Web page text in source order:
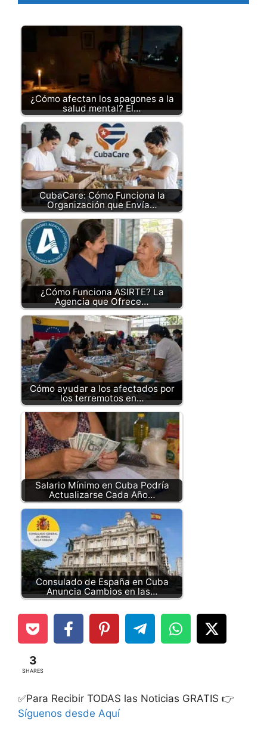
¿Cómo afectan los apagones a la
salud mental? El…
CubaCare: Cómo Funciona la
Organización que Envía…
¿Cómo Funciona ASIRTE? La
Agencia que Ofrece…
Cómo ayudar a los afectados por
los terremotos en…
Salario Mínimo en Cuba Podría
Actualizarse Cada Año…
Consulado de España en Cuba
Anuncia Cambios en las…
3
SHARES
✅Para Recibir TODAS las Noticias GRATIS 👉
Síguenos desde Aquí